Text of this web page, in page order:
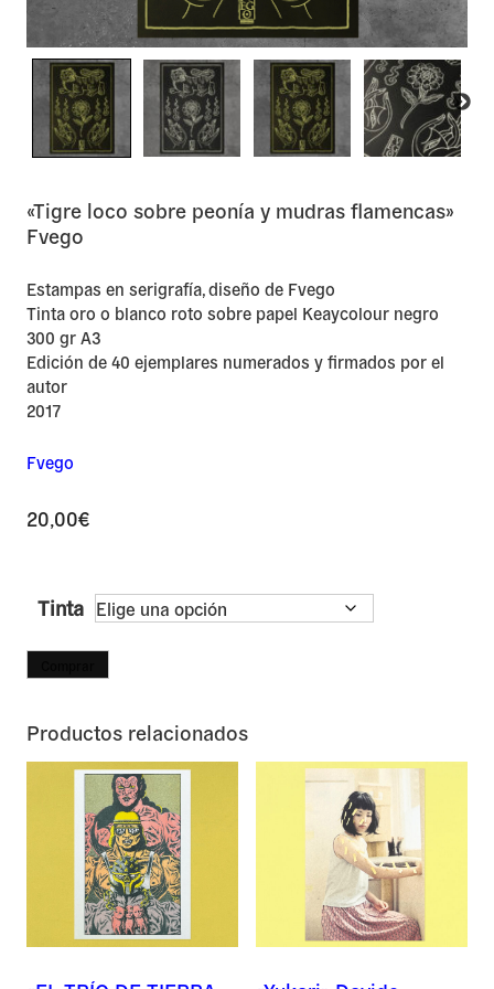
«Tigre loco sobre peonía y mudras flamencas»
Fvego
Estampas en serigrafía, diseño de Fvego
Tinta oro o blanco roto sobre papel Keaycolour negro
300 gr A3
Edición de 40 ejemplares numerados y firmados por el
autor
2017
Fvego
20,00€
Tinta
Productos relacionados